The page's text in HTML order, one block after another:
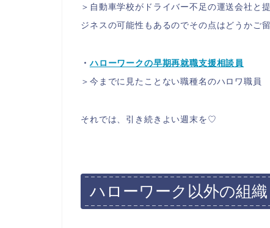
＞自動車学校がドライバー不足の運送会社
ジネスの可能性もあるのでその点はどうかご留
・ハローワークの早期再就職支援相談員
＞今までに見たことない職種名のハロワ職
それでは、引き続きよい週末を♡
ハローワーク以外の組